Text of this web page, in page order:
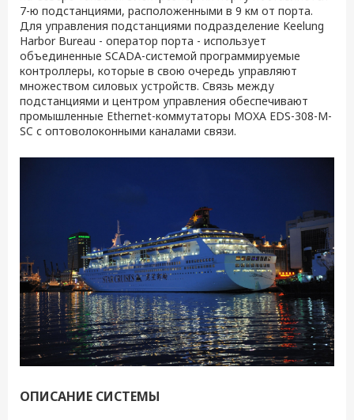
7-ю подстанциями, расположенными в 9 км от порта.
Для управления подстанциями подразделение Keelung
Harbor Bureau - оператор порта - использует
объединенные SCADA-системой программируемые
контроллеры, которые в свою очередь управляют
множеством силовых устройств. Связь между
подстанциями и центром управления обеспечивают
промышленные Ethernet-коммутаторы MOXA EDS-308-M-
SC с оптоволоконными каналами связи.
ОПИСАНИЕ СИСТЕМЫ